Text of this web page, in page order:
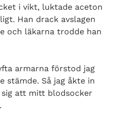
i vikt, luktade aceton
Han drack avslagen
och läkarna trodde han
armarna förstod jag
stämde. Så jag åkte in
att mitt blodsocker